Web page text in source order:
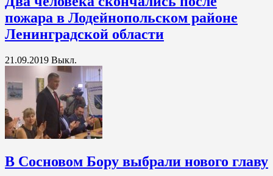
пожара в Лодейнопольском районе
Ленинградской области
21.09.2019 Выкл.
В Сосновом Бору выбрали нового главу